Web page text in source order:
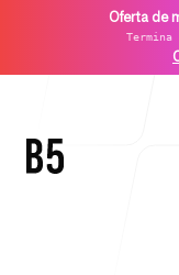
Oferta de
Termina